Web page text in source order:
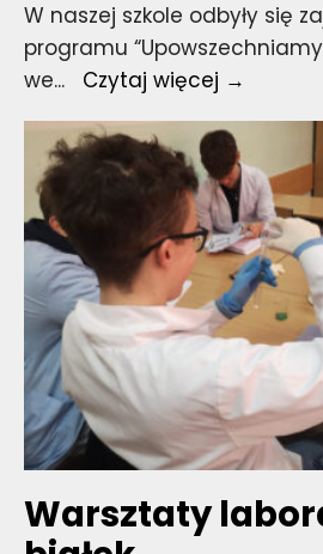
W naszej szkole odbyły się
programu
we... Czytaj więcej →
Warsztaty